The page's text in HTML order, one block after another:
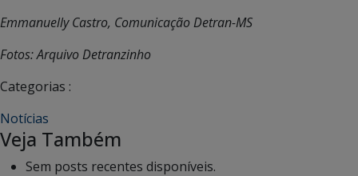
Emmanuelly Castro, Comunicação Detran-MS
Fotos: Arquivo Detranzinho
Categorias :
Notícias
Veja Também
Sem posts recentes disponíveis.